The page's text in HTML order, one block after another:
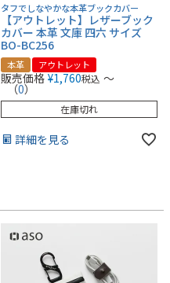
タフでしなやかな本革ブックカバー
【アウトレット】レザーブック
カバー 本革 文庫 四六 サイズ
BO-BC256
本革 アウトレット
販売価格 ¥1,760税込 〜
（0）
在庫切れ
詳細を見る